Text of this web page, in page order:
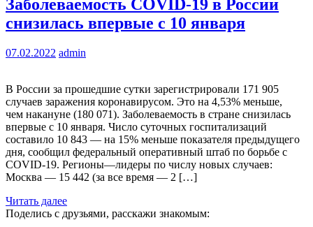
Заболеваемость COVID-19 в России
снизилась впервые с 10 января
07.02.2022 admin
В России за прошедшие сутки зарегистрировали 171 905
случаев заражения коронавирусом. Это на 4,53% меньше,
чем накануне (180 071). Заболеваемость в стране снизилась
впервые с 10 января. Число суточных госпитализаций
составило 10 843 — на 15% меньше показателя предыдущего
дня, сообщил федеральный оперативный штаб по борьбе с
COVID-19. Регионы—лидеры по числу новых случаев:
Москва — 15 442 (за все время — 2 […]
Читать далее
Поделись с друзьями, расскажи знакомым: